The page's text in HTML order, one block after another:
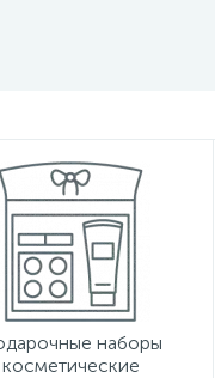
наборы
косметические